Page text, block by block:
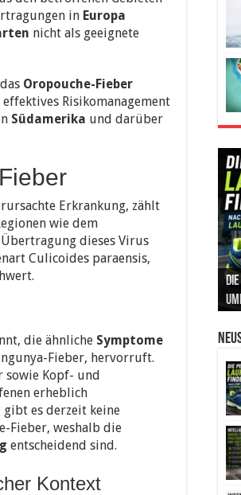
in Europa
nicht als geeignete
Oropouche-Fieber
Risikomanagement
Südamerika und darüber
Erkrankung, zählt
wie dem
dieses Virus
Culicoides paraensis,
die ähnliche Symptome
Fieber, hervorruft.
sowie Kopf- und
erheblich
es derzeit keine
Fieber, weshalb die
entscheidend sind.
Kontext